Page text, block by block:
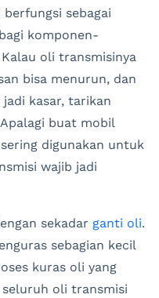
sebagai
komponen-
oli transmisinya
bisa menurun, dan
kasar, tarikan
buat mobil
digunakan untuk
wajib jadi
sekadar ganti oli.
sebagian kecil
kuras oli yang
oli transmisi